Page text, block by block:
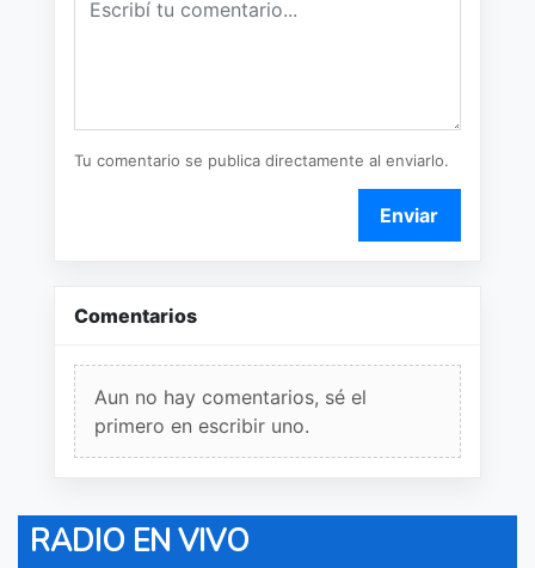
Tu comentario se publica directamente al enviarlo.
Enviar
Comentarios
Aun no hay comentarios, sé el
primero en escribir uno.
RADIO EN VIVO